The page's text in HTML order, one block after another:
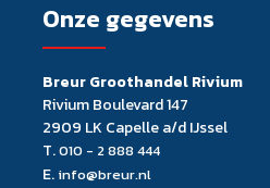
Onze gegevens
Breur Groothandel Rivium
Rivium Boulevard 147
2909 LK Capelle a/d IJssel
T.010 - 2 888 444
E. info@breur.nl